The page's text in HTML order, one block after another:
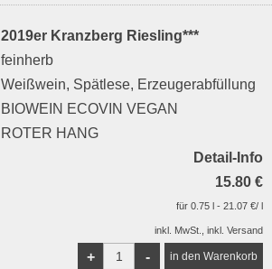
2019er Kranzberg Riesling***
feinherb
Weißwein, Spätlese, Erzeugerabfüllung
BIOWEIN ECOVIN VEGAN
ROTER HANG
Detail-Info
15.80 €
für 0.75 l - 21.07 €/ l
inkl. MwSt., inkl. Versand
-
+